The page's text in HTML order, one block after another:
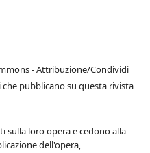
- Attribuzione/Condividi
pubblicano su questa rivista
sulla loro opera e cedono alla
dell'opera,